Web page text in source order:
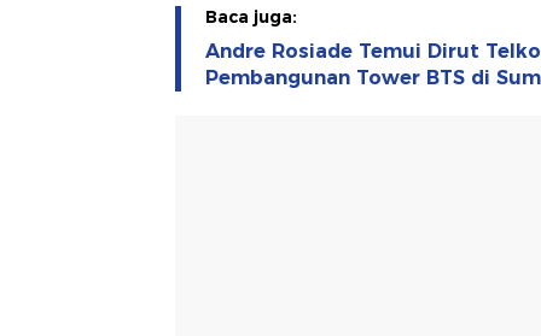
Baca juga:
Andre Rosiade Temui Dirut
Pembangunan Tower BTS di